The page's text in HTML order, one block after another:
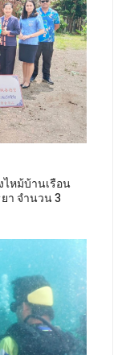
ไหม้บ้านเรือน
า จำนวน 3